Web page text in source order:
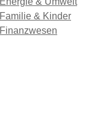
Familie & Kinder
Finanzwesen